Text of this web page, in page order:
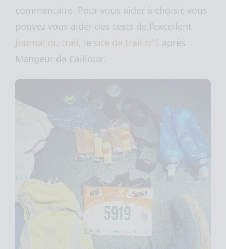
commentaire. Pour vous aider à choisir, vous
pouvez vous aider des tests de l’excellent
Journal du trail, le site de trail n°1 après
Mangeur de Cailloux.